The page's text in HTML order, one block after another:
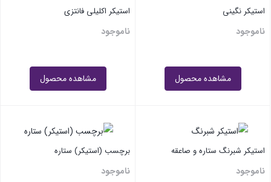
استیکر نگینی
ناموجود
مشاهده محصول
استیکر اکلیلی فانتزی
ناموجود
مشاهده محصول
استیکر شبرنگ ستاره و صاعقه
ناموجود
برچسب (استیکر) ستاره
ناموجود